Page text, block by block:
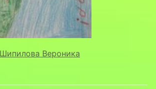
Шипилова Вероника